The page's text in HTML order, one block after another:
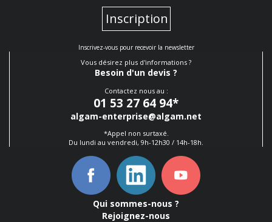
Inscription
Inscrivez-vous pour recevoir la newsletter
Vous désirez plus d'informations ?
Besoin d'un devis ?
Contactez nous au :
01 53 27 64 94*
algam-enterprise@algam.net
*Appel non surtaxé.
Du lundi au vendredi, 9h-12h30 / 14h-18h.
Qui sommes-nous ?
Rejoignez-nous